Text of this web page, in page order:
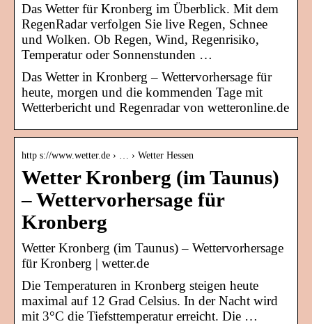
Das Wetter für Kronberg im Überblick. Mit dem
RegenRadar verfolgen Sie live Regen, Schnee
und Wolken. Ob Regen, Wind, Regenrisiko,
Temperatur oder Sonnenstunden …
Das Wetter in Kronberg – Wettervorhersage für
heute, morgen und die kommenden Tage mit
Wetterbericht und Regenradar von wetteronline.de
http s://www.wetter.de › … › Wetter Hessen
Wetter Kronberg (im Taunus)
– Wettervorhersage für
Kronberg
Wetter Kronberg (im Taunus) – Wettervorhersage
für Kronberg | wetter.de
Die Temperaturen in Kronberg steigen heute
maximal auf 12 Grad Celsius. In der Nacht wird
mit 3°C die Tiefsttemperatur erreicht. Die …